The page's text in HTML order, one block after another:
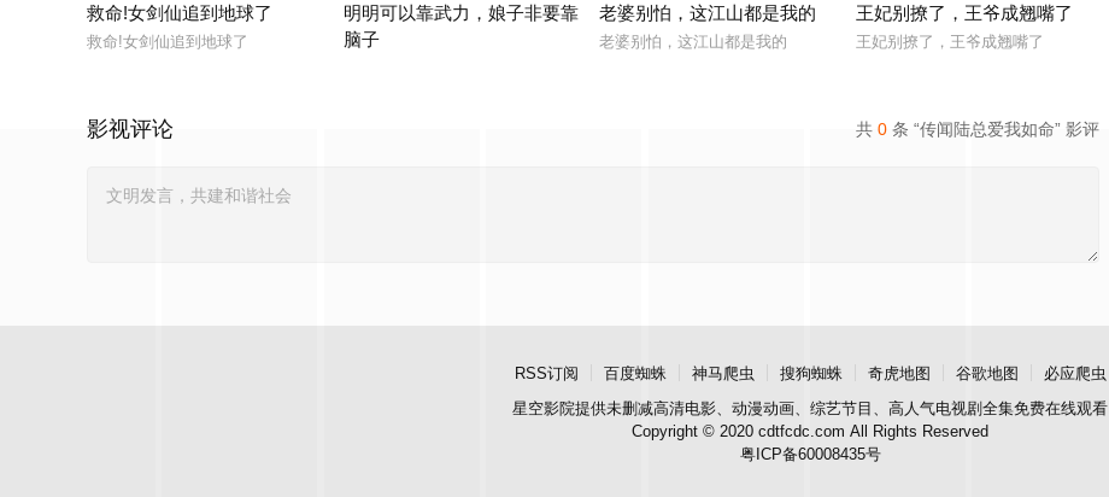
救命!女剑仙追到地球了
救命!女剑仙追到地球了
明明可以靠武力，娘子非要靠
脑子
老婆别怕，这江山都是我的
老婆别怕，这江山都是我的
王妃别撩了，王爷成翘嘴了
王妃别撩了，王爷成翘嘴了
共 0 条 “传闻陆总爱我如命” 影评
影视评论
RSS订阅 百度蜘蛛 神马爬虫 搜狗蜘蛛 奇虎地图 谷歌地图
必应爬虫
星空影院提供未删减高清电影、动漫动画、综艺节目、高人气电视剧全集免费在线观看
Copyright © 2020 cdtfcdc.com All Rights Reserved
粤ICP备60008435号